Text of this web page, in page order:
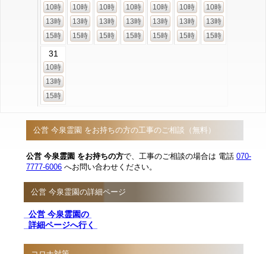
10時
13時
15時
10時
13時
15時
10時
13時
15時
10時
13時
15時
10時
13時
15時
10時
13時
15時
10時
13時
15時
31
10時
13時
15時
公営 今泉霊園 をお持ちの方の工事のご相談（無料）
公営 今泉霊園 をお持ちの方で、工事のご相談の場合は 電話 070-
7777-6006 へお問い合わせください。
公営 今泉霊園の詳細ページ
公営 今泉霊園の
詳細ページへ行く